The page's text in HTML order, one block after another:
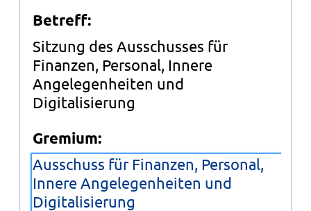
Betreff:
Sitzung des Ausschusses für
Finanzen, Personal, Innere
Angelegenheiten und
Digitalisierung
Gremium:
Ausschuss für Finanzen, Personal,
Innere Angelegenheiten und
Digitalisierung